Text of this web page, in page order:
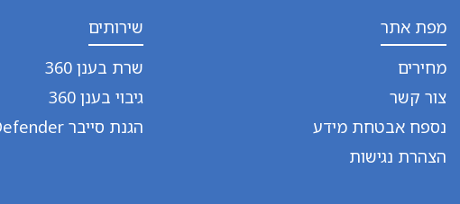
מפת אתר
מחירים
צור קשר
נספח אבטחת מידע
הצהרת נגישות
שירותים
שרת בענן 360
גיבוי בענן 360
הגנת סייבר BitDefender